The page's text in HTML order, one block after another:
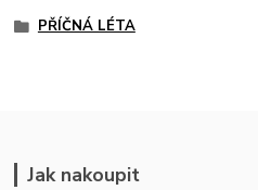
PŘÍČNÁ LÉTA
Jak nakoupit